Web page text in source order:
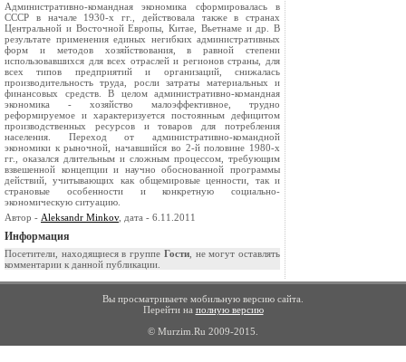
Административно-командная экономика сформировалась в
СССР в начале 1930-х гг., действовала также в странах
Центральной и Восточной Европы, Китае, Вьетнаме и др. В
результате применения единых негибких административных
форм и методов хозяйствования, в равной степени
использовавшихся для всех отраслей и регионов страны, для
всех типов предприятий и организаций, снижалась
производительность труда, росли затраты материальных и
финансовых средств. В целом административно-командная
экономика - хозяйство малоэффективное, трудно
реформируемое и характеризуется постоянным дефицитом
производственных ресурсов и товаров для потребления
населения. Переход от административно-командной
экономики к рыночной, начавшийся во 2-й половине 1980-х
гг., оказался длительным и сложным процессом, требующим
взвешенной концепции и научно обоснованной программы
действий, учитывающих как общемировые ценности, так и
страновые особенности и конкретную социально-
экономическую ситуацию.
Автор - Aleksandr Minkov, дата - 6.11.2011
Информация
Посетители, находящиеся в группе Гости, не могут оставлять
комментарии к данной публикации.
Вы просматриваете мобильную версию сайта.
Перейти на полную версию
© Murzim.Ru 2009-2015.